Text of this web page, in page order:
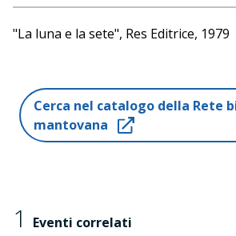
"La luna e la sete", Res Editrice, 1979
Cerca nel catalogo della Rete
mantovana
1 Eventi correlati